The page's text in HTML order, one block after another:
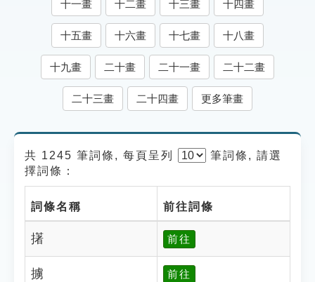
生命大百科索引
遊戲專區
貓頭鷹博士
十一畫 十二畫 十三畫 十四畫
十五畫 十六畫 十七畫 十八畫
十九畫 二十畫 二十一畫 二十二畫
二十三畫 二十四畫 更多筆畫
共 1245 筆詞條, 每頁呈列 筆詞條, 請選
擇詞條：
詞條名稱 前往詞條
擆 前往
擄 前往